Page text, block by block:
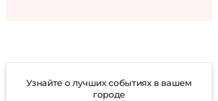
Узнайте о лучших событиях в вашем
городе